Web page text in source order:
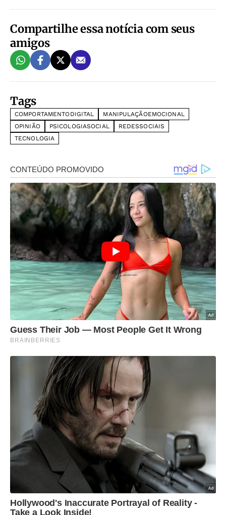
Compartilhe essa notícia com seus
amigos
Tags
COMPORTAMENTODIGITAL
MANIPULAÇÃOEMOCIONAL
OPINIÃO
PSICOLOGIASOCIAL
REDESSOCIAIS
TECNOLOGIA